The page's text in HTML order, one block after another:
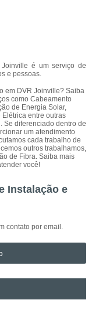
é um serviço de
e pessoas.
em DVR Joinville? Saiba
como Cabeamento
de Energia Solar,
entre outras
Se diferenciado dentro de
um atendimento
cada trabalho de
outros trabalhamos,
de Fibra. Saiba mais
você!
Instalação e
contato por email.